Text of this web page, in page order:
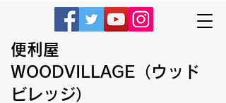
便利屋
WOODVILLAGE（ウッド
ビレッジ）